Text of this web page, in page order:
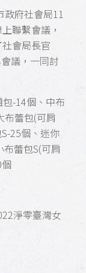
政府社會局11
聯繫會議，
會局長官
議，一同討
-14個、中布
布蕾包(可肩
25個、迷你
蕾包S(可肩
淨零臺灣女